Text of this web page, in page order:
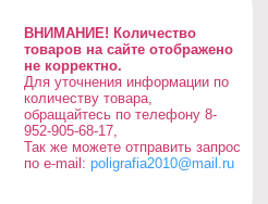
ВНИМАНИЕ! Количество
товаров на сайте отображено
не корректно.
Для уточнения информации по
количеству товара,
обращайтесь по телефону 8-
952-905-68-17,
Так же можете отправить запрос
по e-mail: poligrafia2010@mail.ru